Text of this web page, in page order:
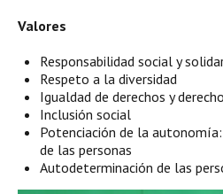
Valores
Responsabilidad social y
Respeto a la diversidad
Igualdad de derechos y
Inclusión social
Potenciación de la
de las personas
Autodeterminación de las